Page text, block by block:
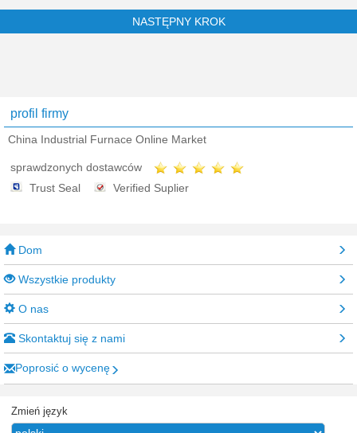
NASTĘPNY KROK
profil firmy
China Industrial Furnace Online Market
sprawdzonych dostawców
Trust Seal
Verified Suplier
Dom
Wszystkie produkty
O nas
Skontaktuj się z nami
Poprosić o wycenę
Zmień język